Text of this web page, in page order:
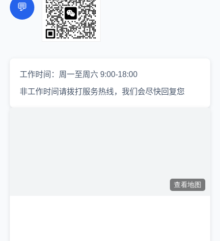
💬
工作时间：周一至周六 9:00-18:00
非工作时间请拨打服务热线，我们会尽快回复您